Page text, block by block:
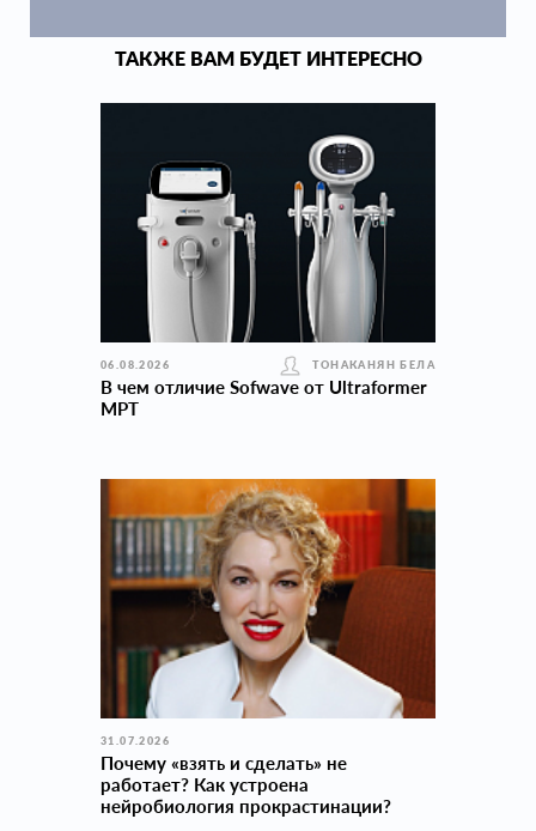
ТАКЖЕ ВАМ БУДЕТ ИНТЕРЕСНО
06.08.2026 ТОНАКАНЯН БЕЛА
В чем отличие Sofwave от Ultraformer
MPT
31.07.2026
Почему «взять и сделать» не
работает? Как устроена
нейробиология прокраcтинации?